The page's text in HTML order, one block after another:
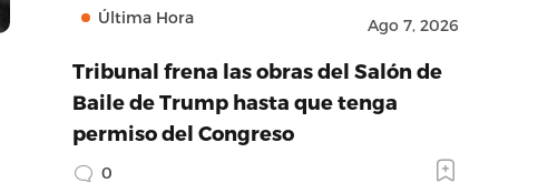
Última Hora Ago 7, 2026
Tribunal frena las obras del Salón de
Baile de Trump hasta que tenga
permiso del Congreso
0